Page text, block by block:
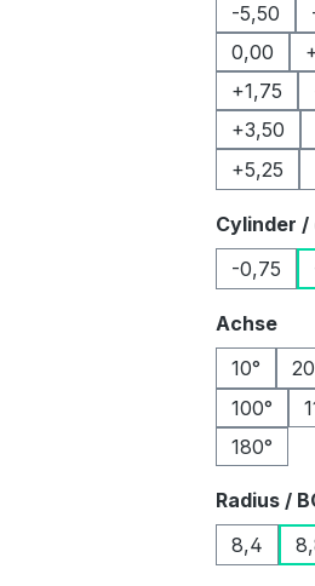
-5,50
0,00
+1,75
+3,50
+5,25
Cylinder /
-0,75
Achse
10°
100°
180°
Radius /
8,4